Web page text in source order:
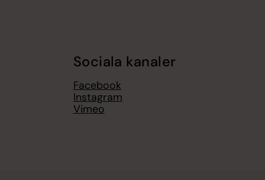
Sociala kanaler
Facebook
Instagram
Vimeo